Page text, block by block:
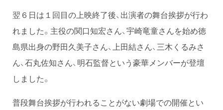
翌６日は１回目の上映終了後、出演者の舞台挨拶が行わ
れました。主役の関口知宏さん、宇崎竜童さんを始め徳
島県出身の野田久美子さん、上田結さん、三木くるみさ
ん、石丸佐知さん、明石監督という豪華メンバーが登壇
しました。
普段舞台挨拶が行われることがない劇場での開催とい